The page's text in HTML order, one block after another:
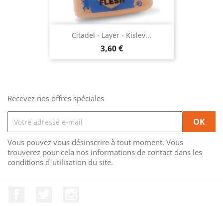
Citadel - Layer - Kislev...
Prix
3,60 €
Recevez nos offres spéciales
Vous pouvez vous désinscrire à tout moment. Vous
trouverez pour cela nos informations de contact dans les
conditions d'utilisation du site.